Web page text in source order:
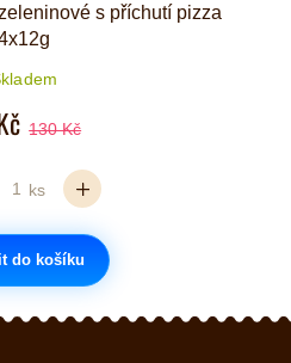
s příchutí pizza
130 Kč
ks
do košíku